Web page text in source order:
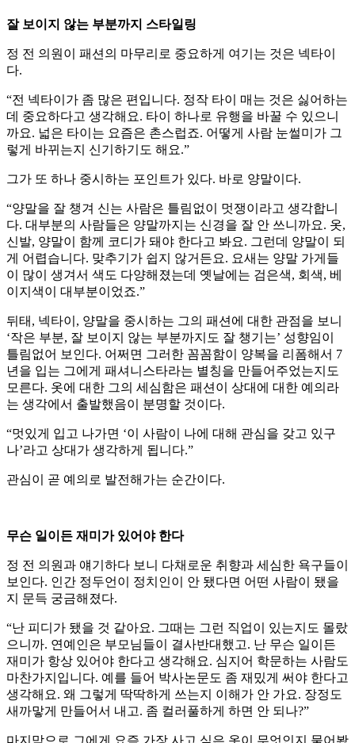
잘 보이지 않는 부분까지 스타일링
정 전 의원이 패션의 마무리로 중요하게 여기는 것은 넥타이
다.
“전 넥타이가 좀 많은 편입니다. 정작 타이 매는 것은 싫어하는
데 중요하다고 생각해요. 타이 하나로 유행을 바꿀 수 있으니
까요. 넓은 타이는 요즘은 촌스럽죠. 어떻게 사람 눈썰미가 그
렇게 바뀌는지 신기하기도 해요.”
그가 또 하나 중시하는 포인트가 있다. 바로 양말이다.
“양말을 잘 챙겨 신는 사람은 틀림없이 멋쟁이라고 생각합니
다. 대부분의 사람들은 양말까지는 신경을 잘 안 쓰니까요. 옷,
신발, 양말이 함께 코디가 돼야 한다고 봐요. 그런데 양말이 되
게 어렵습니다. 맞추기가 쉽지 않거든요. 요새는 양말 가게들
이 많이 생겨서 색도 다양해졌는데 옛날에는 검은색, 회색, 베
이지색이 대부분이었죠.”
뒤태, 넥타이, 양말을 중시하는 그의 패션에 대한 관점을 보니
‘작은 부분, 잘 보이지 않는 부분까지도 잘 챙기는’ 성향임이
틀림없어 보인다. 어쩌면 그러한 꼼꼼함이 양복을 리폼해서 7
년을 입는 그에게 패셔니스타라는 별칭을 만들어주었는지도
모른다. 옷에 대한 그의 세심함은 패션이 상대에 대한 예의라
는 생각에서 출발했음이 분명할 것이다.
“멋있게 입고 나가면 ‘이 사람이 나에 대해 관심을 갖고 있구
나’라고 상대가 생각하게 됩니다.”
관심이 곧 예의로 발전해가는 순간이다.
무슨 일이든 재미가 있어야 한다
정 전 의원과 얘기하다 보니 다채로운 취향과 세심한 욕구들이
보인다. 인간 정두언이 정치인이 안 됐다면 어떤 사람이 됐을
지 문득 궁금해졌다.
“난 피디가 됐을 것 같아요. 그때는 그런 직업이 있는지도 몰랐
으니까. 연예인은 부모님들이 결사반대했고. 난 무슨 일이든
재미가 항상 있어야 한다고 생각해요. 심지어 학문하는 사람도
마찬가지입니다. 예를 들어 박사논문도 좀 재밌게 써야 한다고
생각해요. 왜 그렇게 딱딱하게 쓰는지 이해가 안 가요. 장정도
새까맣게 만들어서 내고. 좀 컬러풀하게 하면 안 되나?”